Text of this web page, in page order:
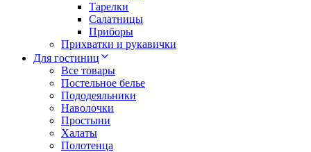
Тарелки
Салатницы
Приборы
Прихватки и рукавички
Для гостиниц
Все товары
Постельное белье
Пододеяльники
Наволочки
Простыни
Халаты
Полотенца